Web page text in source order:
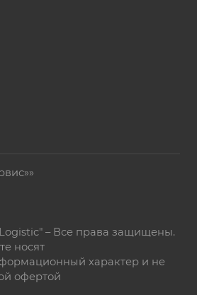
– Все права защищены.
носят
характер и не
офертой